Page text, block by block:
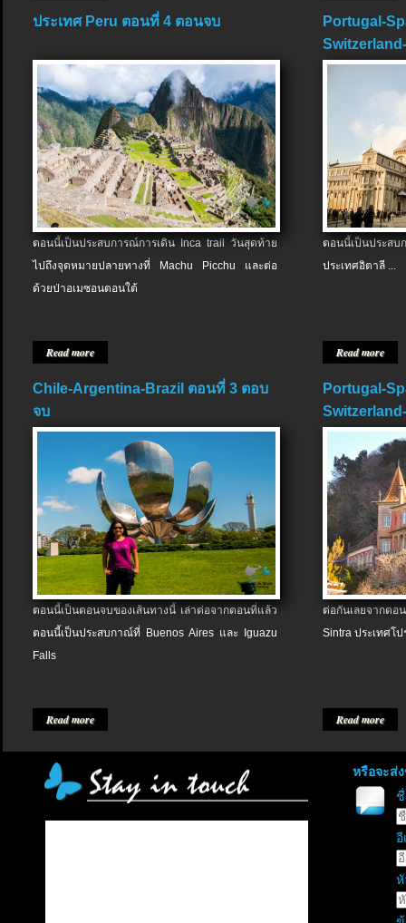
ประเทศ Peru ตอนที่ 4 ตอนจบ
ตอนนี้เป็นประสบการณ์การเดิน Inca trail วันสุดท้าย
ไปถึงจุดหมายปลายทางที่ Machu Picchu และต่อ
ด้วยป่าอเมซอนตอนใต้
Read more
Portugal-
ตอนนี้เป็นประส
ประเทศอิตาลี ...
Read more
Chile-Argentina-Brazil ตอนที่ 3 ตอบ
จบ
ตอนนี้เป็นตอนจบของเส้นทางนี้ เล่าต่อจากตอนที่แล้ว
ตอนนี้เป็นประสบกาณ์ที่ Buenos Aires และ Iguazu
Falls
Read more
Portugal-
ต่อกันเลยจากต
Sintra ประเทศโป
Read more
หรือจะส่
อี
หั